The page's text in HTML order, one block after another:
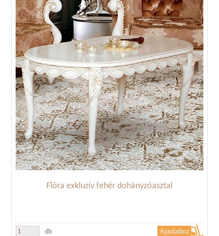
Flóra exkluzív fehér dohányzóasztal
db